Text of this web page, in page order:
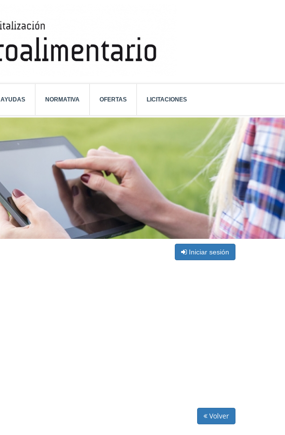
AYUDAS NORMATIVA OFERTAS LICITACIONES
Iniciar sesión
Volver